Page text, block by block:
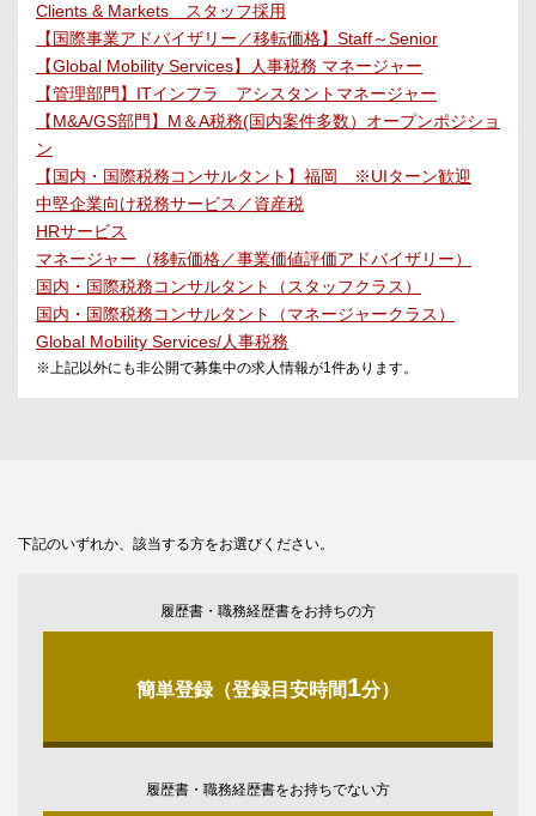
Clients & Markets スタッフ採用
【国際事業アドバイザリー／移転価格】Staff～Senior
【Global Mobility Services】人事税務 マネージャー
【管理部門】ITインフラ アシスタントマネージャー
【M&A/GS部門】M＆A税務(国内案件多数）オープンポジショ
ン
【国内・国際税務コンサルタント】福岡 ※UIターン歓迎
中堅企業向け税務サービス／資産税
HRサービス
マネージャー（移転価格／事業価値評価アドバイザリー）
国内・国際税務コンサルタント（スタッフクラス）
国内・国際税務コンサルタント（マネージャークラス）
Global Mobility Services/人事税務
※上記以外にも非公開で募集中の求人情報が1件あります。
下記のいずれか、該当する方をお選びください。
履歴書・職務経歴書をお持ちの方
簡単登録（登録目安時間1分）
履歴書・職務経歴書をお持ちでない方